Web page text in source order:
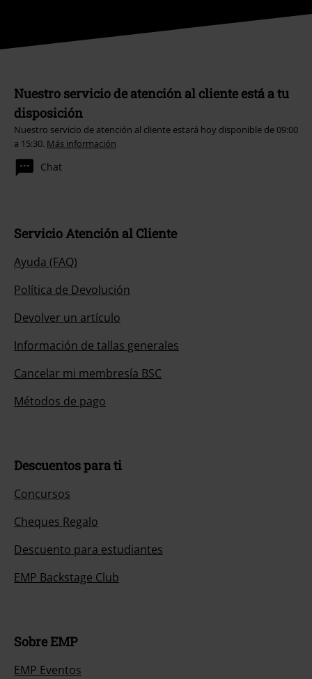
Nuestro servicio de atención al cliente está a tu
disposición
Nuestro servicio de atención al cliente estará hoy disponible de 09:00
a 15:30. Más información
Chat
Servicio Atención al Cliente
Ayuda (FAQ)
Política de Devolución
Devolver un artículo
Información de tallas generales
Cancelar mi membresía BSC
Métodos de pago
Descuentos para ti
Concursos
Cheques Regalo
Descuento para estudiantes
EMP Backstage Club
Sobre EMP
EMP Eventos